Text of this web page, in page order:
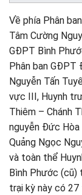
Về phía Phân
Tâm Cường
GĐPT Bình
Phân ban
Nguyễn Tấn
vực III, Huynh
Thiêm – Chánh
nguyễn Đức Hòa
Quảng Ngọc
và toàn thể
Bình Phước (cũ)
trại kỳ này có